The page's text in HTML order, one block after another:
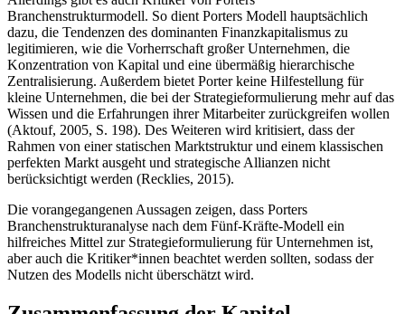
Branchenstrukturmodell. So dient Porters Modell hauptsächlich
dazu, die Tendenzen des dominanten Finanzkapitalismus zu
legitimieren, wie die Vorherrschaft großer Unternehmen, die
Konzentration von Kapital und eine übermäßig hierarchische
Zentralisierung. Außerdem bietet Porter keine Hilfestellung für
kleine Unternehmen, die bei der Strategieformulierung mehr auf das
Wissen und die Erfahrungen ihrer Mitarbeiter zurückgreifen wollen
(Aktouf, 2005, S. 198). Des Weiteren wird kritisiert, dass der
Rahmen von einer statischen Marktstruktur und einem klassischen
perfekten Markt ausgeht und strategische Allianzen nicht
berücksichtigt werden (Recklies, 2015).
Die vorangegangenen Aussagen zeigen, dass Porters
Branchenstrukturanalyse nach dem Fünf-Kräfte-Modell ein
hilfreiches Mittel zur Strategieformulierung für Unternehmen ist,
aber auch die Kritiker*innen beachtet werden sollten, sodass der
Nutzen des Modells nicht überschätzt wird.